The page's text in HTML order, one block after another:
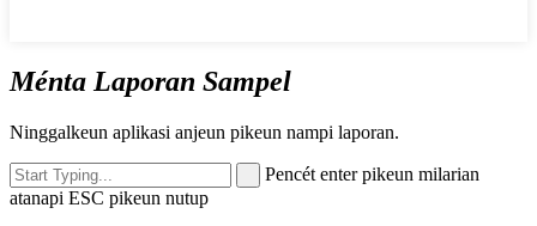
Ménta Laporan Sampel
Ninggalkeun aplikasi anjeun pikeun nampi laporan.
Pencét enter pikeun milarian
atanapi ESC pikeun nutup